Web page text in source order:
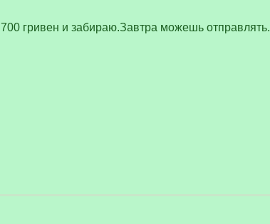
700 гривен и забираю.Завтра можешь отправлять.